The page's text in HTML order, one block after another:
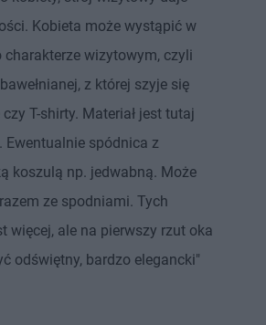
Kobieta może wystąpić w
charakterze wizytowym, czyli
z której szyje się
T-shirty. Materiał jest tutaj
Ewentualnie spódnica z
koszulą np. jedwabną. Może
ze spodniami. Tych
więcej, ale na pierwszy rzut oka
odświętny, bardzo elegancki"